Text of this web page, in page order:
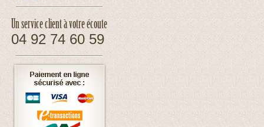
Un service client à votre écoute
04 92 74 60 59